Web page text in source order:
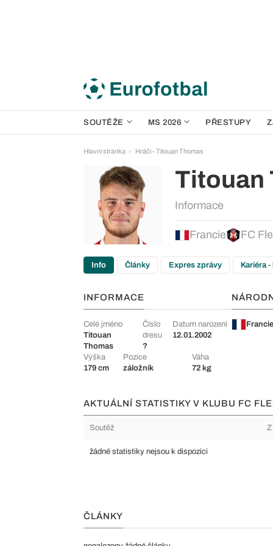
SOUTĚŽE MS 2026 PŘESTUPY
Hlavní stránka Hráči - Titouan Thomas
Titouan
Informace
Francie FC
Info Články Expres zprávy Kariéra
INFORMACE
Celé jméno
Titouan
Thomas
Číslo
dresu
?
Datum narození
12.01.2002
Výška
179 cm
Pozice
záložník
Váha
72 kg
Francie
AKTUÁLNÍ STATISTIKY V KLUBU FC
Soutěž Z
žádné statistiky nejsou k dispozici
ČLÁNKY